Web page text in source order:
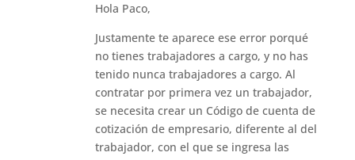
Hola Paco,
Justamente te aparece ese error porqué
no tienes trabajadores a cargo, y no has
tenido nunca trabajadores a cargo. Al
contratar por primera vez un trabajador,
se necesita crear un Código de cuenta de
cotización de empresario, diferente al del
trabajador, con el que se ingresa las